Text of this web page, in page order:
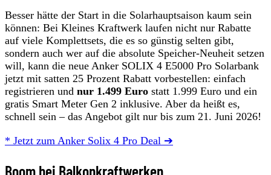
Besser hätte der Start in die Solarhauptsaison kaum sein
können: Bei Kleines Kraftwerk laufen nicht nur Rabatte
auf viele Komplettsets, die es so günstig selten gibt,
sondern auch wer auf die absolute Speicher-Neuheit setzen
will, kann die neue Anker SOLIX 4 E5000 Pro Solarbank
jetzt mit satten 25 Prozent Rabatt vorbestellen: einfach
registrieren und nur 1.499 Euro statt 1.999 Euro und ein
gratis Smart Meter Gen 2 inklusive. Aber da heißt es,
schnell sein – das Angebot gilt nur bis zum 21. Juni 2026!
* Jetzt zum Anker Solix 4 Pro Deal ➔